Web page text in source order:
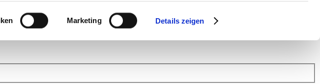
Marketing Details zeigen
mit Ihrem Wissen anderen weiter.